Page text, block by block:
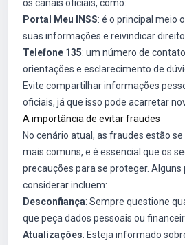
os canais oficiais, como:
Portal Meu INSS: é o principal meio
suas informações e reivindicar
Telefone 135: um número de
orientações e esclarecimento de
Evite compartilhar informações
oficiais, já que isso pode acarretar
A importância de evitar fraudes
No cenário atual, as fraudes estão
mais comuns, e é essencial que os
precauções para se proteger.
considerar incluem:
Desconfiança: Sempre questione
que peça dados pessoais ou
Atualizações: Esteja informado